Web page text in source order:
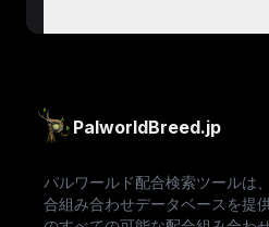
PalworldBreed.jp
パルワールド配合検索ツールは
合組み合わせデータベースを提